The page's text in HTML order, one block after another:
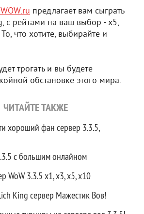
предлагает вам сыграть
с рейтами на ваш выбор - х5,
что хотите, выбирайте и
трогать и вы будете
обстановке этого мира.
ЧИТАЙТЕ ТАКЖЕ
хороший фан сервер 3.3.5,
с большим онлайном
WoW 3.3.5 x1, x3, x5, x10
King сервер Мажестик Вов!